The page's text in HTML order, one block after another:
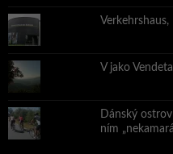
V jako
Dánský
ním